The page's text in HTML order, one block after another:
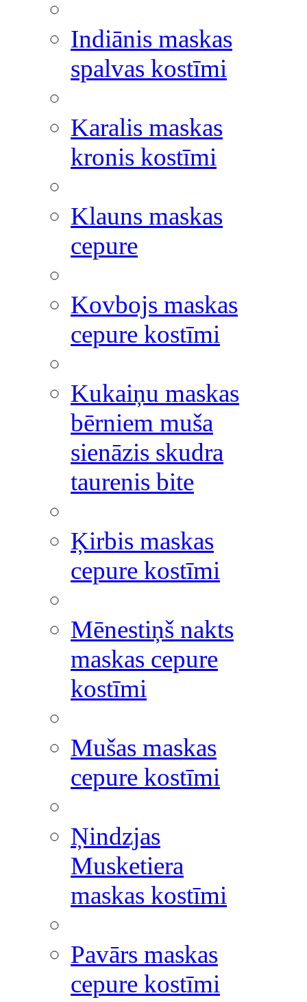
Indiānis maskas
spalvas kostīmi
Karalis maskas
kronis kostīmi
Klauns maskas
cepure
Kovbojs maskas
cepure kostīmi
Kukaiņu maskas
bērniem muša
sienāzis skudra
taurenis bite
Ķirbis maskas
cepure kostīmi
Mēnestiņš nakts
maskas cepure
kostīmi
Mušas maskas
cepure kostīmi
Ņindzjas
Musketiera
maskas kostīmi
Pavārs maskas
cepure kostīmi